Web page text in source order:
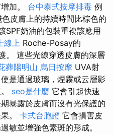
加。 台中泰式按摩排毒 例
皮膚上的持續時間比棕色的
SPF奶油的包裝重複該應用
線上 Roche-Posay的
。 這些光線穿透皮膚的深層
葬陽明山 烏日按摩 UVA射
是通過玻璃，煙霧或云層影
seo是什麼 它會引起快速
暴露於皮膚而沒有光保護的
。 卡式台胞證 它會損害皮
敏並增強色素斑的形成。